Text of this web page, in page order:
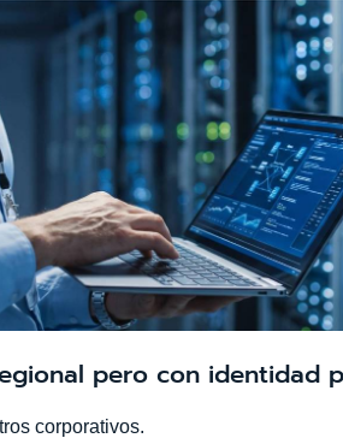
pero con identidad
corporativos.